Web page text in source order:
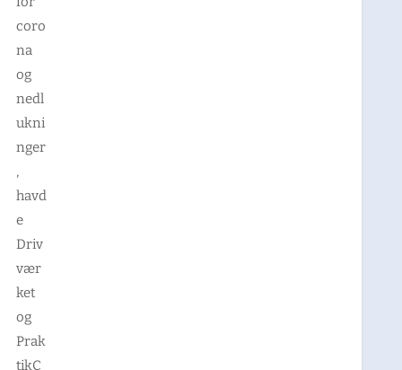
coro
na
og
nedl
ukni
nger
,
havd
e
Driv
vær
ket
og
Prak
tikC